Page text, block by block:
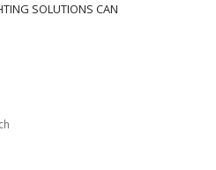
SOLUTIONS CAN